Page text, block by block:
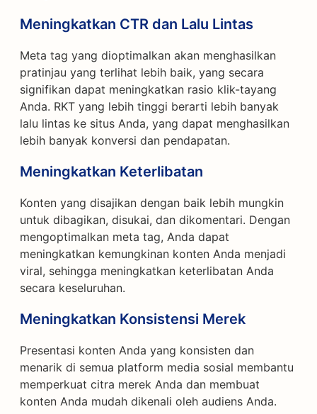
Meningkatkan CTR dan Lalu Lintas
Meta tag yang dioptimalkan akan menghasilkan
pratinjau yang terlihat lebih baik, yang secara
signifikan dapat meningkatkan rasio klik-tayang
Anda. RKT yang lebih tinggi berarti lebih banyak
lalu lintas ke situs Anda, yang dapat menghasilkan
lebih banyak konversi dan pendapatan.
Meningkatkan Keterlibatan
Konten yang disajikan dengan baik lebih mungkin
untuk dibagikan, disukai, dan dikomentari. Dengan
mengoptimalkan meta tag, Anda dapat
meningkatkan kemungkinan konten Anda menjadi
viral, sehingga meningkatkan keterlibatan Anda
secara keseluruhan.
Meningkatkan Konsistensi Merek
Presentasi konten Anda yang konsisten dan
menarik di semua platform media sosial membantu
memperkuat citra merek Anda dan membuat
konten Anda mudah dikenali oleh audiens Anda.